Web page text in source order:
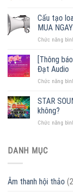
Cấu tạo
MUA NGAY
Chức năng
[Thông
Đạt Audio
Chức năng
STAR
không?
Chức năng
DANH MỤC
Âm thanh hội thảo